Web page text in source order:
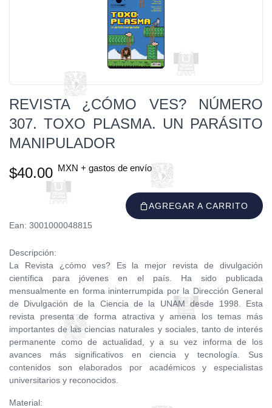
REVISTA ¿CÓMO VES? NÚMERO
307. TOXO PLASMA. UN PARÁSITO
MANIPULADOR
$40.00 MXN + gastos de envío
AGREGAR A CARRITO
Ean: 3001000048815
Descripción:
La Revista ¿cómo ves? Es la mejor revista de divulgación
científica para jóvenes en el país. Ha sido publicada
mensualmente en forma ininterrumpida por la Dirección General
de Divulgación de la Ciencia de la UNAM desde 1998. Esta
revista presenta de forma atractiva y amena los temas más
importantes de las ciencias naturales y sociales, tanto de interés
permanente como de actualidad, y a su vez informa de los
avances más significativos en ciencia y tecnología. Sus
contenidos son elaborados por académicos y especialistas
universitarios y reconocidos.
Material: